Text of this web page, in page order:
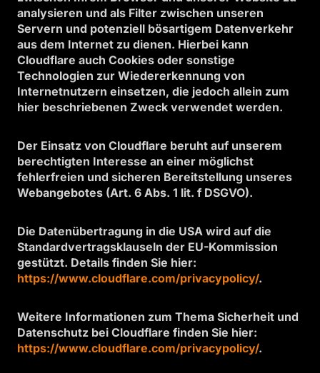
analysieren und als Filter zwischen unseren
Servern und potenziell bösartigem Datenverkehr
aus dem Internet zu dienen. Hierbei kann
Cloudflare auch Cookies oder sonstige
Technologien zur Wiedererkennung von
Internetnutzern einsetzen, die jedoch allein zum
hier beschriebenen Zweck verwendet werden.
Der Einsatz von Cloudflare beruht auf unserem
berechtigten Interesse an einer möglichst
fehlerfreien und sicheren Bereitstellung unseres
Webangebotes (Art. 6 Abs. 1 lit. f DSGVO).
Die Datenübertragung in die USA wird auf die
Standardvertragsklauseln der EU-Kommission
gestützt. Details finden Sie hier:
https://www.cloudflare.com/privacypolicy/.
Weitere Informationen zum Thema Sicherheit und
Datenschutz bei Cloudflare finden Sie hier:
https://www.cloudflare.com/privacypolicy/.